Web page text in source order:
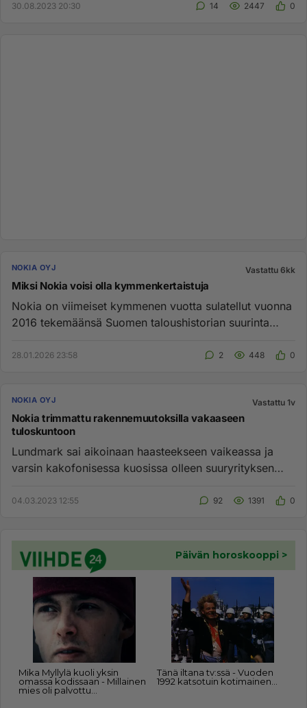
30.08.2023 20:30 14 2447 0
NOKIA OYJ Vastattu 6kk
Miksi Nokia voisi olla kymmenkertaistuja
Nokia on viimeiset kymmenen vuotta sulatellut vuonna
2016 tekemäänsä Suomen taloushistorian suurinta
28.01.2026 23:58 2 448 0
NOKIA OYJ Vastattu 1v
Nokia trimmattu rakennemuutoksilla vakaaseen
tuloskuntoon
Lundmark sai aikoinaan haasteekseen vaikeassa ja
varsin kakofonisessa kuosissa olleen suuryrityksen
04.03.2023 12:55 92 1391 0